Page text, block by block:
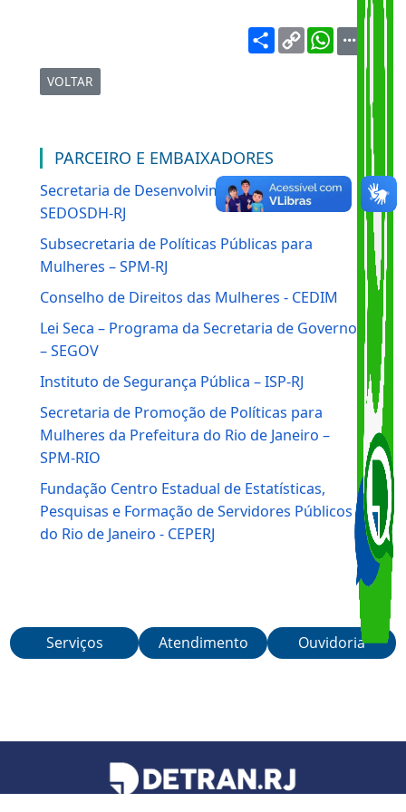
Parceiros e Embaixadores
PARCEIRO E EMBAIXADORES
Secretaria de Desenvolvimento Social –
Mulheres – SPM-RJ
Conselho de Direitos das Mulheres - CEDIM
Lei Seca – Programa da Secretaria de Governo
– SEGOV
Instituto de Segurança Pública – ISP-RJ
Secretaria de Promoção de Políticas para
Mulheres da Prefeitura do Rio de Janeiro –
Fundação Centro Estadual de Estatísticas,
Pesquisas e Formação de Servidores Públicos
do Rio de Janeiro - CEPERJ
Serviços Atendimento Ouvidoria